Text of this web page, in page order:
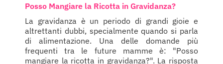
Posso Mangiare la Ricotta in Gravidanza?
La gravidanza è un periodo di grandi gioie e
altrettanti dubbi, specialmente quando si parla
di alimentazione. Una delle domande più
frequenti tra le future mamme è: "Posso
mangiare la ricotta in gravidanza?". La risposta